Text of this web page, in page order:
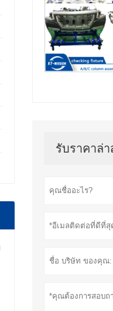
รับราคาล่